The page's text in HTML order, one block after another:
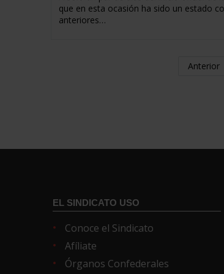
que en esta ocasión ha sido un estado
anteriores…
Anterior
EL SINDICATO USO
Conoce el Sindicato
Afíliate
Órganos Confederales